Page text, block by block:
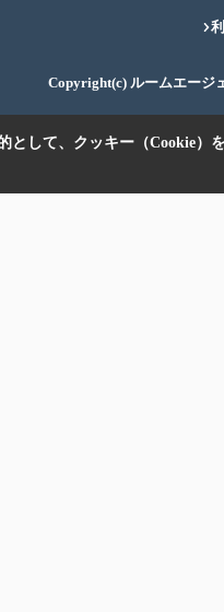
Copyright(c) ルームエージ
して、クッキー（Cookie）